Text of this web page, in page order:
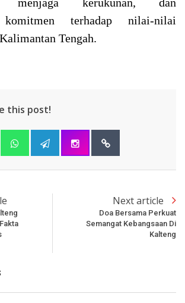
komitmen terhadap nilai-nilai
Tengah.
this post!
Next article
Doa Bersama Perkuat
Semangat Kebangsaan Di
Kalteng